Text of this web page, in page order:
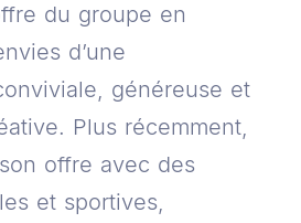
du groupe en
d’une
généreuse et
Plus récemment,
offre avec des
et sportives,